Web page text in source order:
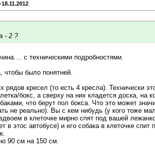
- 2 ?
с техническими подробностями.
чтобы было понятней.
рядов кресел (то есть 4 кресла). Технически
бокс, а сверху на них кладется доска, на
что берут пол бокса. Что это может
не реально). Вы с кем нибудь (у кого тоже
в клеточке мирно спят под вашей
в этос автобусе) и его собака в клеточке
90 см на 150 см.